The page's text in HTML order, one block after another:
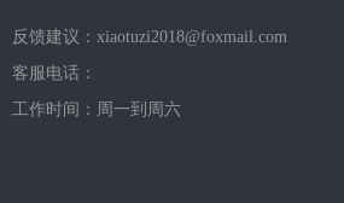
反馈建议：xiaotuzi2018@foxmail.com
客服电话：
工作时间：周一到周六